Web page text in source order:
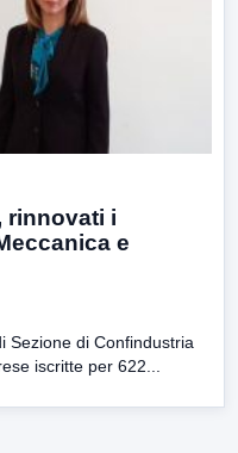
rinnovati i
e
Sezione di Confindustria
iscritte per 622...